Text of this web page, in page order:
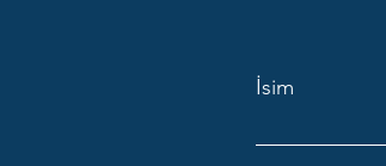
İsim